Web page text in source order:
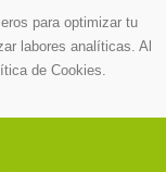
para optimizar tu
labores analíticas. Al
de Cookies.